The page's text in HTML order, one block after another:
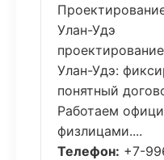
Улан-Удэ
Улан-Удэ:
понятный
Работаем
физлицами....
Телефон: +7-